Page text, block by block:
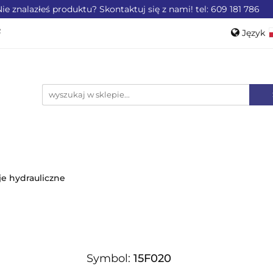
znalazłeś produktu? Skontaktuj się z nami! tel: 609 181 786
Język
OFERTA DLA LOTNICTWA OFERTA
hydrauliczne
Symbol: 15F020